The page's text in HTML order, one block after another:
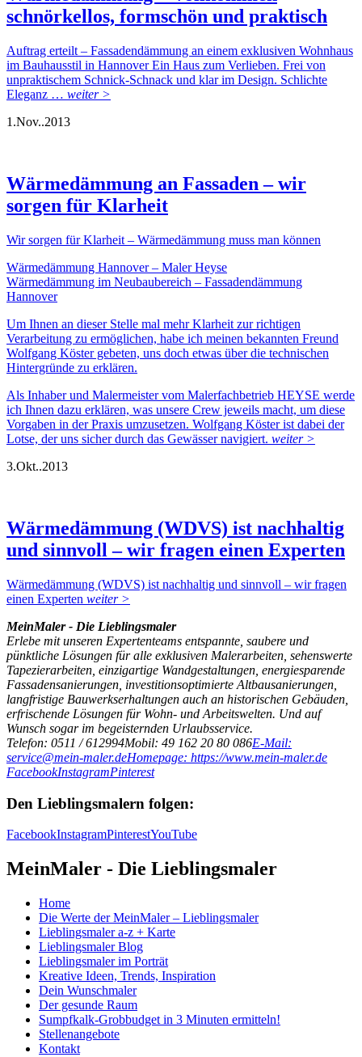
schnörkellos, formschön und praktisch
Auftrag erteilt – Fassadendämmung an einem exklusiven Wohnhaus
im Bauhausstil in Hannover Ein Haus zum Verlieben. Frei von
unpraktischem Schnick-Schnack und klar im Design. Schlichte
Eleganz … weiter >
1.Nov..2013
Wärmedämmung an Fassaden – wir
sorgen für Klarheit
Wir sorgen für Klarheit – Wärmedämmung muss man können
Wärmedämmung Hannover – Maler Heyse
Wärmedämmung im Neubaubereich – Fassadendämmung
Hannover
Um Ihnen an dieser Stelle mal mehr Klarheit zur richtigen
Verarbeitung zu ermöglichen, habe ich meinen bekannten Freund
Wolfgang Köster gebeten, uns doch etwas über die technischen
Hintergründe zu erklären.
Als Inhaber und Malermeister vom Malerfachbetrieb HEYSE werde
ich Ihnen dazu erklären, was unsere Crew jeweils macht, um diese
Vorgaben in der Praxis umzusetzen. Wolfgang Köster ist dabei der
Lotse, der uns sicher durch das Gewässer navigiert. weiter >
3.Okt..2013
Wärmedämmung (WDVS) ist nachhaltig
und sinnvoll – wir fragen einen Experten
Wärmedämmung (WDVS) ist nachhaltig und sinnvoll – wir fragen
einen Experten weiter >
MeinMaler - Die Lieblingsmaler
Erlebe mit unseren Expertenteams entspannte, saubere und
pünktliche Lösungen für alle exklusiven Malerarbeiten, sehenswerte
Tapezierarbeiten, einzigartige Wandgestaltungen, energiesparende
Fassadensanierungen, investitionsoptimierte Altbausanierungen,
langfristige Bauwerkserhaltungen auch an historischen Gebäuden,
erfrischende Lösungen für Wohn- und Arbeitswelten. Und auf
Wunsch sogar im begeisternden Urlaubsservice.
Telefon: 0511 / 612994Mobil: 49 162 20 80 086E-Mail:
service@mein-maler.deHomepage: https://www.mein-maler.de
FacebookInstagramPinterest
Den Lieblingsmalern folgen:
FacebookInstagramPinterestYouTube
MeinMaler - Die Lieblingsmaler
Home
Die Werte der MeinMaler – Lieblingsmaler
Lieblingsmaler a-z + Karte
Lieblingsmaler Blog
Lieblingsmaler im Porträt
Kreative Ideen, Trends, Inspiration
Dein Wunschmaler
Der gesunde Raum
Sumpfkalk-Grobbudget in 3 Minuten ermitteln!
Stellenangebote
Kontakt